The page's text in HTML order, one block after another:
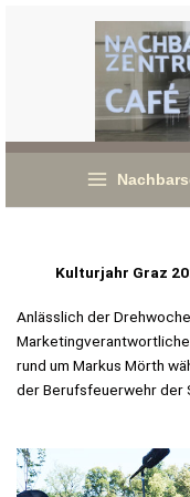
Kulturjahr Graz
Anlässlich der
Marketingverantwortliche
rund um Markus Mörth
der Berufsfeuerwehr der